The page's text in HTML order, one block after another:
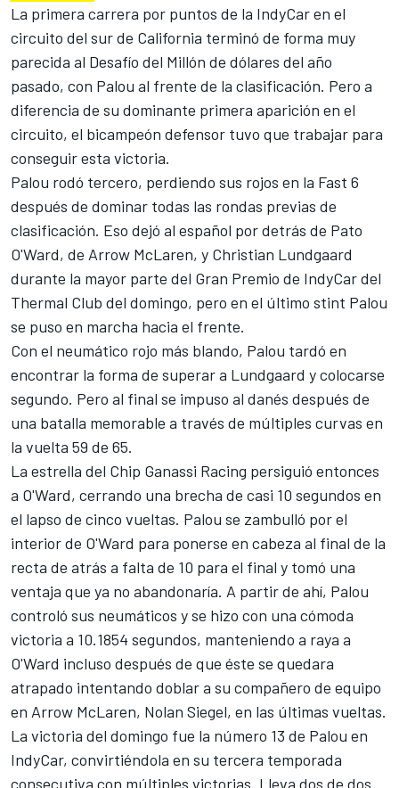
La primera carrera por puntos de la IndyCar en el
circuito del sur de California terminó de forma muy
parecida al Desafío del Millón de dólares del año
pasado, con Palou al frente de la clasificación. Pero a
diferencia de su dominante primera aparición en el
circuito, el bicampeón defensor tuvo que trabajar para
conseguir esta victoria.
Palou rodó tercero, perdiendo sus rojos en la Fast 6
después de dominar todas las rondas previas de
clasificación. Eso dejó al español por detrás de Pato
O'Ward, de Arrow McLaren, y Christian Lundgaard
durante la mayor parte del Gran Premio de IndyCar del
Thermal Club del domingo, pero en el último stint Palou
se puso en marcha hacia el frente.
Con el neumático rojo más blando, Palou tardó en
encontrar la forma de superar a Lundgaard y colocarse
segundo. Pero al final se impuso al danés después de
una batalla memorable a través de múltiples curvas en
la vuelta 59 de 65.
La estrella del Chip Ganassi Racing persiguió entonces
a O'Ward, cerrando una brecha de casi 10 segundos en
el lapso de cinco vueltas. Palou se zambulló por el
interior de O'Ward para ponerse en cabeza al final de la
recta de atrás a falta de 10 para el final y tomó una
ventaja que ya no abandonaría. A partir de ahí, Palou
controló sus neumáticos y se hizo con una cómoda
victoria a 10.1854 segundos, manteniendo a raya a
O'Ward incluso después de que éste se quedara
atrapado intentando doblar a su compañero de equipo
en Arrow McLaren, Nolan Siegel, en las últimas vueltas.
La victoria del domingo fue la número 13 de Palou en
IndyCar, convirtiéndola en su tercera temporada
consecutiva con múltiples victorias. Lleva dos de dos